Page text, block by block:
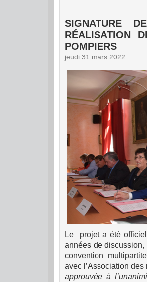
SIGNATURE
RÉALISATION
POMPIERS
jeudi 31 mars 2022
Le projet a été
années de discussion,
convention
avec l’Association
approuvée à